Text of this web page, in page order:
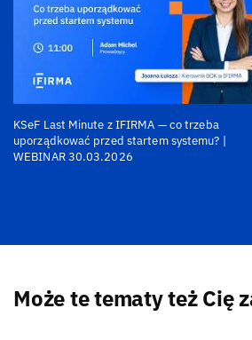
KSeF Last Minute z IFIRMA — co trzeba
uporządkować przed startem systemu? |
WEBINAR 30.03.2026
Może te tematy też Cię